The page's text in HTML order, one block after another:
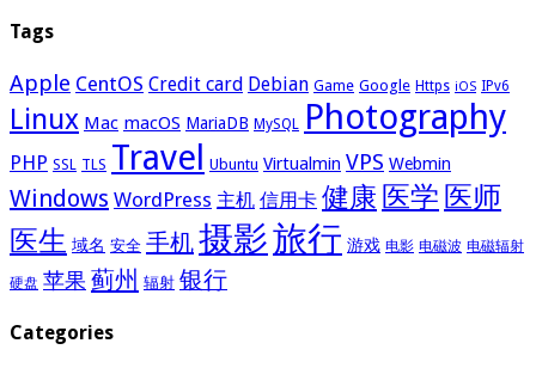
Tags
Apple CentOS Credit card Debian Game Google Https iOS IPv6
Linux Mac macOS MariaDB MySQL Photography
PHP SSL TLS Travel Ubuntu Virtualmin VPS Webmin
Windows WordPress 主机 信用卡 健康 医学 医师
医生 域名 安全 手机摄影旅行 游戏 电影 电磁波 电磁辐射
硬盘 苹果 蓟州 辐射 银行
Categories